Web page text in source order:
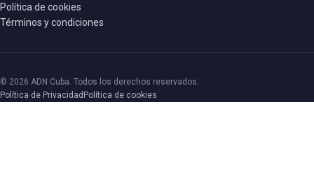
Política de cookies
Términos y condiciones
© 2026 ADN Cuba. Todos los derechos reservados.
Política de Privacidad Política de cookies